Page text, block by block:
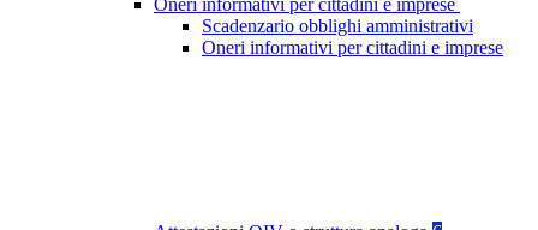
Oneri informativi per cittadini e imprese
Scadenzario obblighi amministrativi
Oneri informativi per cittadini e imprese